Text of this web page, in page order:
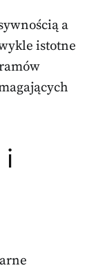
a
istotne
i